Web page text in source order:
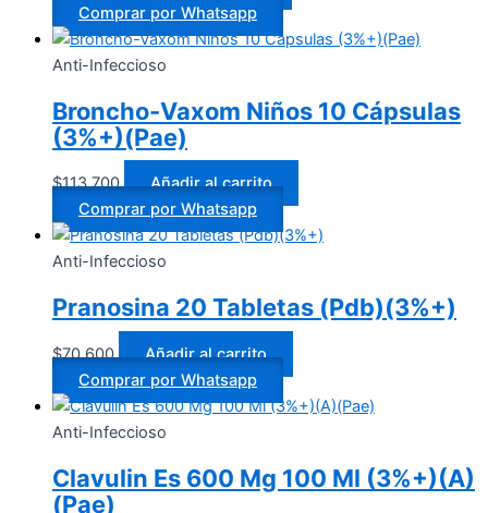
Comprar por Whatsapp
Anti-Infeccioso
Broncho-Vaxom Niños 10 Cápsulas
(3%+)(Pae)
$113.700
Añadir al carrito
Comprar por Whatsapp
Anti-Infeccioso
Pranosina 20 Tabletas (Pdb)(3%+)
$70.600
Añadir al carrito
Comprar por Whatsapp
Anti-Infeccioso
Clavulin Es 600 Mg 100 Ml (3%+)(A)
(Pae)